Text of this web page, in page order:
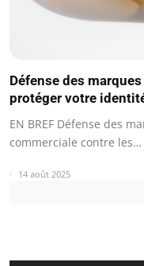
Défense des
protéger votre
EN BREF Défense des
commerciale contre les…
14 août 2025